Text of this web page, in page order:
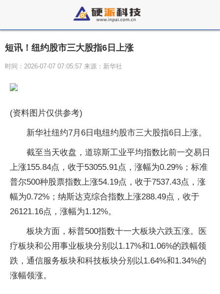
短讯！纽约股市三大股指6日上涨
时间：2026-07-07 07:05:57 来源：新华社
(资料图片仅供参考)
新华社纽约7月6日电纽约股市三大股指6日上涨。
截至当天收盘，道琼斯工业平均指数比前一交易日
上涨155.84点，收于53055.91点，涨幅为0.29%；标准
普尔500种股票指数上涨54.19点，收于7537.43点，涨
幅为0.72%；纳斯达克综合指数上涨288.49点，收于
26121.16点，涨幅为1.12%。
板块方面，标普500指数十一大板块六跌五涨。医
疗板块和公用事业板块分别以1.17%和1.06%的跌幅领
跌，通信服务板块和科技板块分别以1.64%和1.34%的
涨幅领涨。